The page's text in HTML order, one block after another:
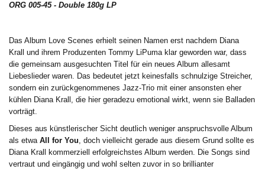
ORG 005-45 - Double 180g LP
Das Album Love Scenes erhielt seinen Namen erst nachdem Diana
Krall und ihrem Produzenten Tommy LiPuma klar geworden war, dass
die gemeinsam ausgesuchten Titel für ein neues Album allesamt
Liebeslieder waren. Das bedeutet jetzt keinesfalls schnulzige Streicher,
sondern ein zurückgenommenes Jazz-Trio mit einer ansonsten eher
kühlen Diana Krall, die hier geradezu emotional wirkt, wenn sie Balladen
vorträgt.
Dieses aus künstlerischer Sicht deutlich weniger anspruchsvolle Album
als etwa All for You, doch vielleicht gerade aus diesem Grund sollte es
Diana Krall kommerziell erfolgreichstes Album werden. Die Songs sind
vertraut und eingängig und wohl selten zuvor in so brillianter